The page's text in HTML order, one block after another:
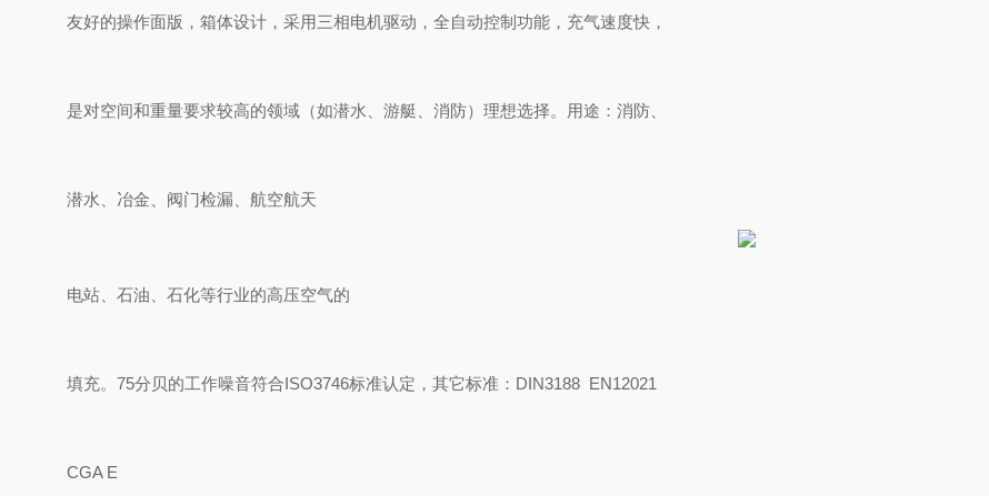
友好的操作面版，箱体设计，采用三相电机驱动，全自动控制功能，充气速度快，
是对空间和重量要求较高的领域（如潜水、游艇、消防）理想选择。用途：消防、
潜水、冶金、阀门检漏、航空航天
电站、石油、石化等行业的高压空气的
填充。75分贝的工作噪音符合ISO3746标准认定，其它标准：DIN3188 EN12021
CGA E